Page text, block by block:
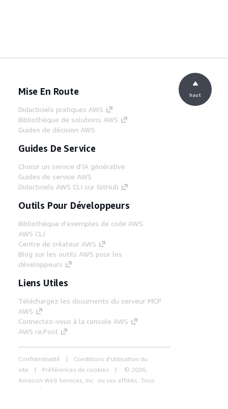
Mise En Route
Didacticiels pratiques AWS
Bibliothèque de solutions AWS
Guides de décision AWS
Guides De Service
Choisir un service d'IA générative
Guides de service AWS
Didacticiels AWS CLI sur GitHub
Outils Pour Développeurs
Bibliothèque d'exemples de code AWS
AWS CLI
Centre de créateur AWS
Blog sur les outils AWS pour les
développeurs
Liens Utiles
Téléchargez les documents du serveur MCP
AWS
Connectez-vous à la console AWS
AWS re:Post
Confidentialité
Conditions d'utilisation du
site
Préférences de cookies
© 2026,
Amazon Web Services, Inc. ou ses affiliés. Tous
droits réservés.
haut